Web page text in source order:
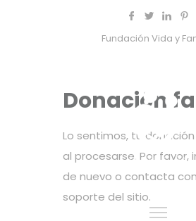
Fundación Vida y
Donación
Lo sentimos, tu
al procesarse. Por favor,
de nuevo o contacta
soporte del sitio.